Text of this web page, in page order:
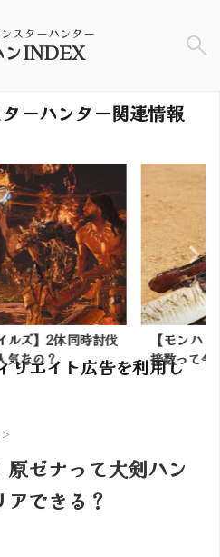
スターハンター
ンINDEX
ーハンター関連情報
ルズ】2体同時討伐
気なの？
【モンハ
接数って今
リエイト広告を利用し
>
原ゼナって大剣ハン
できる？